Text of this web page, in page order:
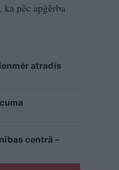
pēc apģērba
atradīs
centrā –